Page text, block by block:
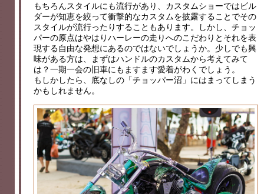
もちろんスタイルにも流行があり、カスタムショーではビル
ダーが知恵を絞って衝撃的なカスタムを披露することでその
スタイルが流行ったりすることもあります。しかし、チョッ
パーの原点はやはりハーレーの走りへのこだわりとそれを表
現する自由な発想にあるのではないでしょうか。少しでも興
味がある方は、まずはハンドルのカスタムから考えてみて
は？一期一会の旧車にもますます愛着がわくでしょう。
もしかしたら、底なしの「チョッパー沼」にはまってしまう
かもしれません。